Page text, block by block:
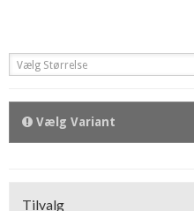
Vælg Størrelse
Vælg Variant
Tilvalg